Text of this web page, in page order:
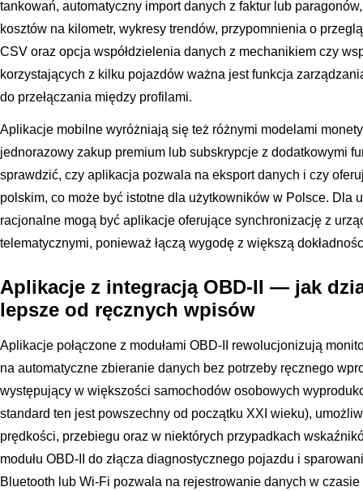
tankowań, automatyczny import danych z faktur lub
kosztów na kilometr, wykresy trendów, przypomnienia o
CSV oraz opcja współdzielenia danych z mechanikiem czy
korzystających z kilku pojazdów ważna jest funkcja
do przełączania między profilami.
Aplikacje mobilne wyróżniają się też różnymi modelami
jednorazowy zakup premium lub subskrypcje z dodatkowymi
sprawdzić, czy aplikacja pozwala na eksport danych i czy
polskim, co może być istotne dla użytkowników w Polsce. Dla
racjonalne mogą być aplikacje oferujące synchronizację z
telematycznymi, ponieważ łączą wygodę z większą
Aplikacje z integracją OBD-II — jak
lepsze od ręcznych wpisów
Aplikacje połączone z modułami OBD-II rewolucjonizują
na automatyczne zbieranie danych bez potrzeby ręcznego
występujący w większości samochodów osobowych
standard ten jest powszechny od początku XXI wieku),
prędkości, przebiegu oraz w niektórych przypadkach
modułu OBD-II do złącza diagnostycznego pojazdu i
Bluetooth lub Wi-Fi pozwala na rejestrowanie danych w